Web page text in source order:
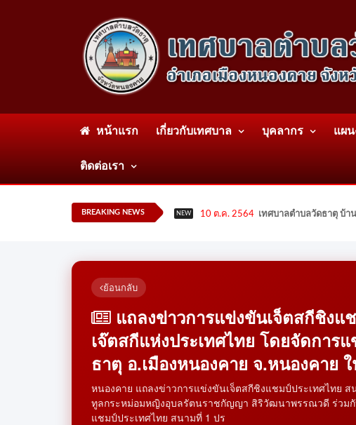
หน้าแรก เกี่ยวกับเทศบาล บุคลากร แผ
ติดต่อเรา
BREAKING NEWS NEW 10 ต.ค. 2564 เทศบาลตำบลวัดธาตุ บ้า
ย้อนกลับ
แถลงข่าวการแข่งขันเจ็ตสกีชิง
เจ๊ตสกีแห่งประเทศไทย โดยจัดการ
ธาตุ อ.เมืองหนองคาย จ.หนองคาย
หนองคาย แถลงข่าวการแข่งขันเจ็ตสกีชิงแชมป์ประเทศไทย
ทูลกระหม่อมหญิงอุบลรัตนราชกัญญา สิริวัฒนาพรรณวดี ร่วมกั
แชมป์ประเทศไทย สนามที่ 1 ปร